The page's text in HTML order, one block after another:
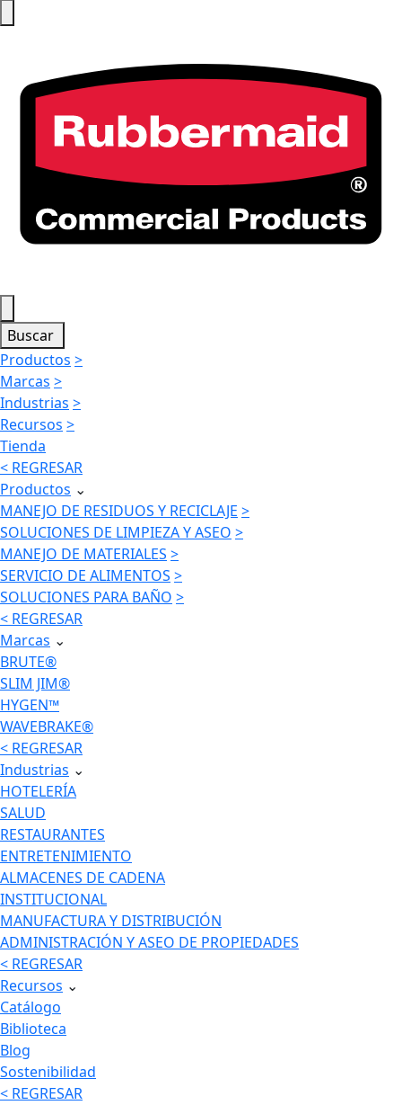
Buscar
Productos >
Marcas >
Industrias >
Recursos >
Tienda
< REGRESAR
Productos ⌄
MANEJO DE RESIDUOS Y RECICLAJE >
SOLUCIONES DE LIMPIEZA Y ASEO >
MANEJO DE MATERIALES >
SERVICIO DE ALIMENTOS >
SOLUCIONES PARA BAÑO >
< REGRESAR
Marcas ⌄
BRUTE®
SLIM JIM®
HYGEN™
WAVEBRAKE®
< REGRESAR
Industrias ⌄
HOTELERÍA
SALUD
RESTAURANTES
ENTRETENIMIENTO
ALMACENES DE CADENA
INSTITUCIONAL
MANUFACTURA Y DISTRIBUCIÓN
ADMINISTRACIÓN Y ASEO DE PROPIEDADES
< REGRESAR
Recursos ⌄
Catálogo
Biblioteca
Blog
Sostenibilidad
< REGRESAR